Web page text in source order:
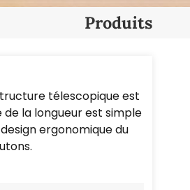
Español
Türkçe
العربية
Produits
télescopique est
la longueur est simple
ergonomique du